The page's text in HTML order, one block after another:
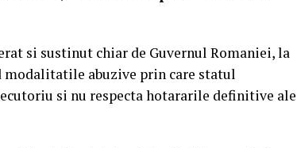
si sustinut chiar de Guvernul Romaniei, la
abuzive prin care statul
si nu respecta hotararile definitive ale